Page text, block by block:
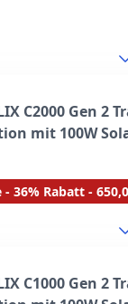
C2000 Gen 2
mit 100W
36% Rabatt -
C1000 Gen 2